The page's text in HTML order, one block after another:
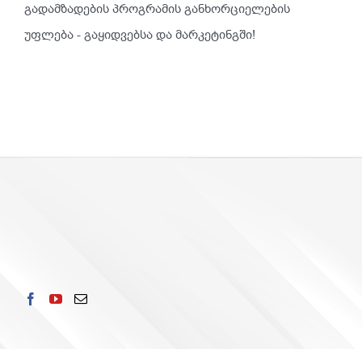
გადამზადების პროგრამის განხორციელების
უფლება - გაყიდვებსა და მარკეტინგში!